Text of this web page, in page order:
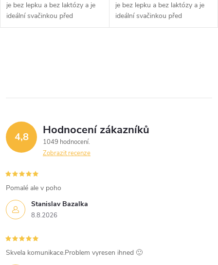
je bez lepku a bez laktózy a je
ideální svačinkou před
tréninkem i po něm.
je bez lepku a bez laktózy a je
ideální svačinkou před
tréninkem i po něm.
l
d
a
c
í
p
r
v
4,8 Hodnocení zákazníků
1049 hodnocení
Zobrazit recenze
Stanislav Bazalka
8.8.2026
Pomalé ale v poho
Skvela komunikace.Problem vyresen ihned 🙂